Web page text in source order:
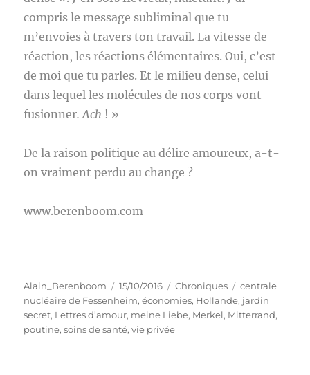
compris le message subliminal que tu
m’envoies à travers ton travail. La vitesse de
réaction, les réactions élémentaires. Oui, c’est
de moi que tu parles. Et le milieu dense, celui
dans lequel les molécules de nos corps vont
fusionner. Ach ! »
De la raison politique au délire amoureux, a-t-
on vraiment perdu au change ?
www.berenboom.com
Auteur
Alain_Berenboom
Publié
le
15/10/2016 Catégories
Chroniques Étiquettes
centrale
nucléaire de Fessenheim,économies, Hollande, jardin
secret, Lettres d’amour, meine Liebe, Merkel, Mitterrand,
poutine,soins de santé,vie privée